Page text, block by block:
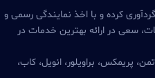
کرده و با اخذ نمایندگی رسمی و
سعی در ارائه بهترین خدمات در
پریمکس، براویلور، انویل، کاب،